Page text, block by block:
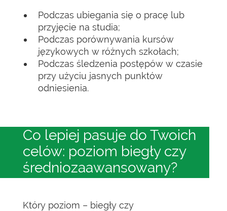
Podczas ubiegania się o pracę lub
przyjęcie na studia;
Podczas porównywania kursów
językowych w różnych szkołach;
Podczas śledzenia postępów w czasie
przy użyciu jasnych punktów
odniesienia.
Co lepiej pasuje do Twoich
celów: poziom biegły czy
średniozaawansowany?
Który poziom – biegły czy